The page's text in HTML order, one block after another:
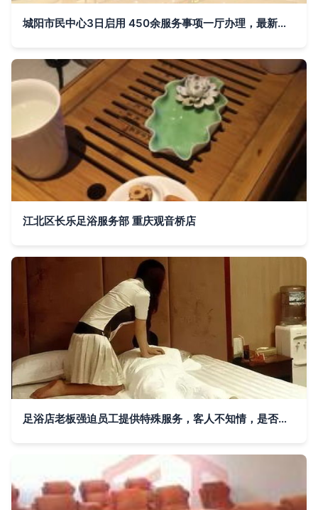
城阳市民中心3日启用 450余服务事项一厅办理，最新平面导视图与窗口指南正式发布
江北区长乐足浴服务部 重庆观音桥店
足浴店老板强迫员工提供特殊服务，客人不知情，是否构成强奸罪？